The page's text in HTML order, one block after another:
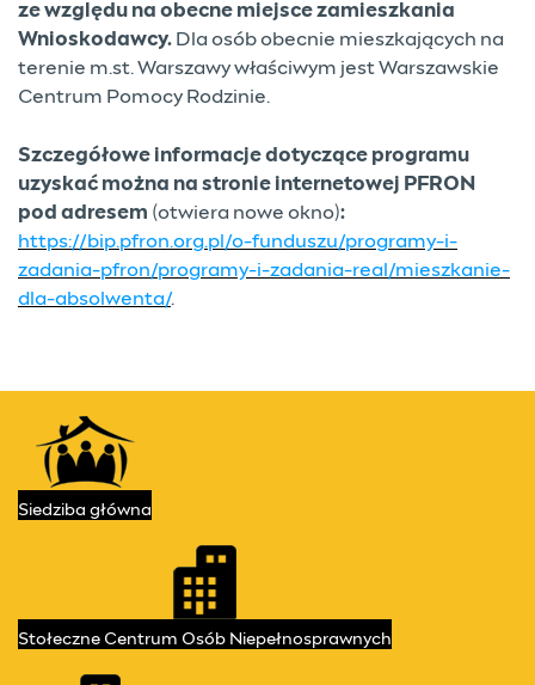
ze względu na obecne miejsce zamieszkania
Wnioskodawcy. Dla osób obecnie mieszkających na
terenie m.st. Warszawy właściwym jest Warszawskie
Centrum Pomocy Rodzinie.
Szczegółowe informacje dotyczące programu
uzyskać można na stronie internetowej PFRON
pod adresem (otwiera nowe okno):
https://bip.pfron.org.pl/o-funduszu/programy-i-
zadania-pfron/programy-i-zadania-real/mieszkanie-
dla-absolwenta/.
Kontakt
Siedziba główna
Stołeczne Centrum Osób Niepełnosprawnych